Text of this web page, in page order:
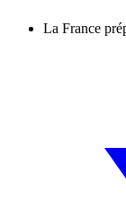
La France